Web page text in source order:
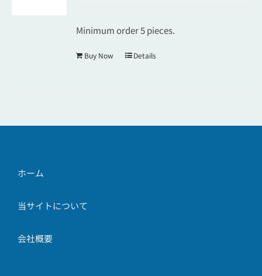
Minimum order 5 pieces.
Buy Now Details
ホーム
当サイトについて
会社概要